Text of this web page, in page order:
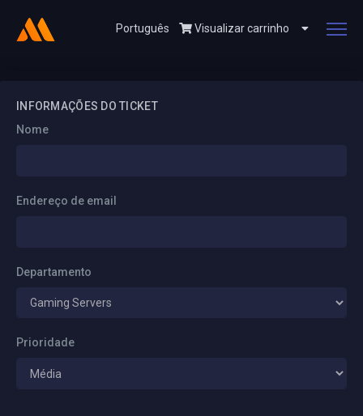
Português Visualizar carrinho
INFORMAÇÕES DO TICKET
Nome
Endereço de email
Departamento
Prioridade